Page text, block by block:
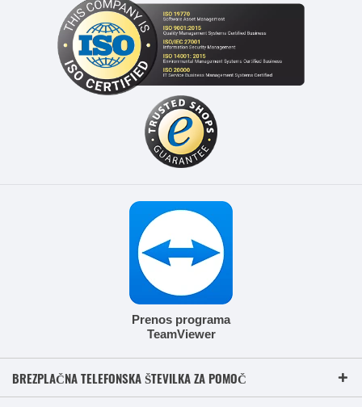
Prenos programa
TeamViewer
BREZPLAČNA TELEFONSKA ŠTEVILKA ZA POMOČ